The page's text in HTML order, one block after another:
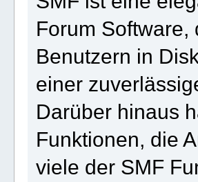
Forum
Benutzern in
einer
Darüber hinaus
Funktionen, die
viele der SMF